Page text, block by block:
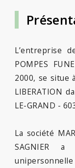
L’entreprise
POMPES
2000, se situe
LIBERATION
LE-GRAND -
La société
SAGNIER